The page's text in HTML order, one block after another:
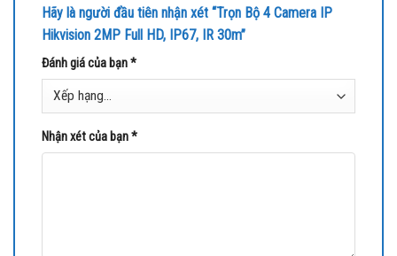
cao cấp, đảm bảo độ bền và thẩm mỹ cho mọi không gian.
Hãy là người đầu tiên nhận xét “Trọn Bộ 4 Camera IP
Hikvision 2MP Full HD, IP67, IR 30m”
Đánh giá của bạn*
Nhận xét của bạn*